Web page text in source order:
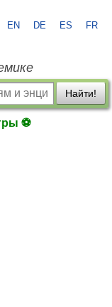
EN DE ES FR
Найти!
⚽